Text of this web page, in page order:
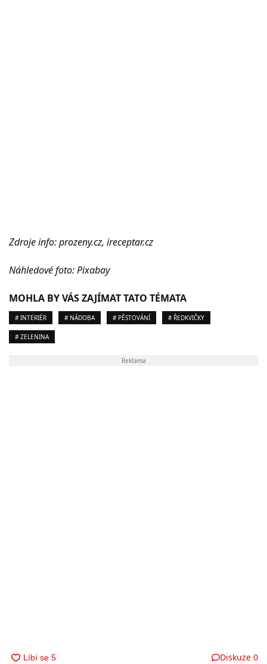
Zdroje info: prozeny.cz, ireceptar.cz
Náhledové foto: Pixabay
MOHLA BY VÁS ZAJÍMAT TATO TÉMATA
# INTERIÉR # NÁDOBA # PĚSTOVÁNÍ # ŘEDKVIČKY
# ZELENINA
Reklama
Diskuze 0